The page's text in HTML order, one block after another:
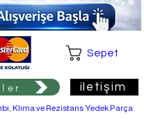
Klima ve Rezistans Yedek Parça
Sepet
iletişim